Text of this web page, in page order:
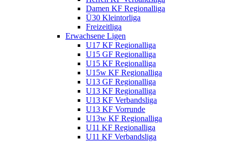
Damen KF Regionalliga
Ü30 Kleintorliga
Freizeitliga
Erwachsene Ligen
U17 KF Regionalliga
U15 GF Regionalliga
U15 KF Regionalliga
U15w KF Regionalliga
U13 GF Regionalliga
U13 KF Regionalliga
U13 KF Verbandsliga
U13 KF Vorrunde
U13w KF Regionalliga
U11 KF Regionalliga
U11 KF Verbandsliga